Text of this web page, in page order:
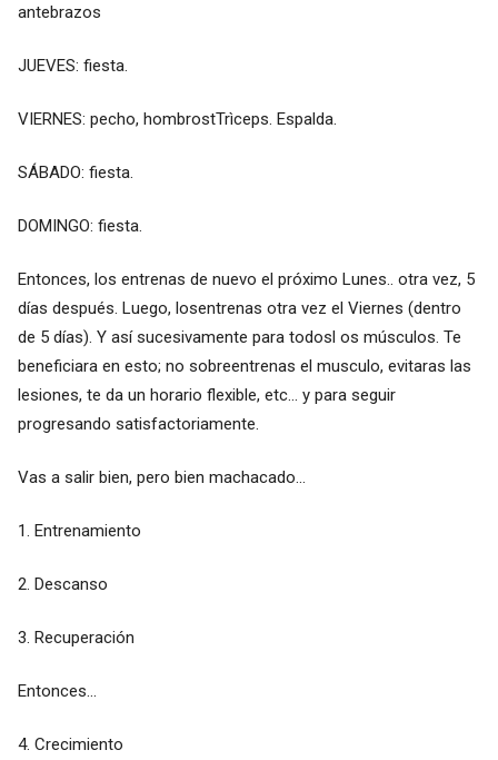
antebrazos
JUEVES: fiesta.
VIERNES: pecho, hombrostTrìceps. Espalda.
SÁBADO: fiesta.
DOMINGO: fiesta.
Entonces, los entrenas de nuevo el próximo Lunes.. otra vez, 5
días después. Luego, losentrenas otra vez el Viernes (dentro
de 5 días). Y así sucesivamente para todosl os músculos. Te
beneficiara en esto; no sobreentrenas el musculo, evitaras las
lesiones, te da un horario flexible, etc... y para seguir
progresando satisfactoriamente.
Vas a salir bien, pero bien machacado...
1. Entrenamiento
2. Descanso
3. Recuperación
Entonces...
4. Crecimiento